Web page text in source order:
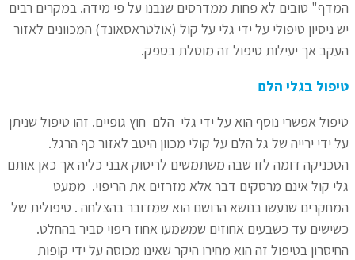
המדף" טובים לא פחות ממדרסים שנבנו על פי מידה. במקרים רבים
יש ניסיון טיפולי על ידי גלי על קול (אולטראסאונד) המכוונים לאזור
העקב אך יעילות טיפול זה מוטלת בספק.
טיפול בגלי הלם
טיפול אפשרי נוסף הוא על ידי גלי הלם חוץ גופיים. זהו טיפול שניתן
על ידי ירייה של גל הלם על קולי מכוון היטב לאזור כף הרגל.
הטכניקה דומה לזו שבה משתמשים לריסוק אבני כליה אך כאן אותם
גלי קול אינם מרסקים דבר אלא מזרזים את הריפוי. ממעט
המחקרים שנעשו בנושא הרושם הוא שמדובר בהצלחה . טיפולית של
כשישים עד כשבעים אחוזים שמשמעו אחוז ריפוי סביר בהחלט.
החיסרון בטיפול זה הוא מחירו היקר שאינו מכוסה על ידי קופות